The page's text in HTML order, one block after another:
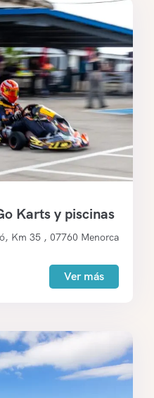
Karts y piscinas
Km 35 , 07760 Menorca
Ver más